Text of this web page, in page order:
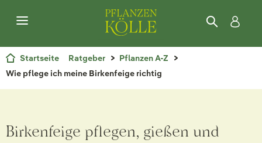
Startseite Ratgeber
Pflanzen A-Z
Wie pflege ich meine Birkenfeige richtig
Birkenfeige pflegen, gießen und